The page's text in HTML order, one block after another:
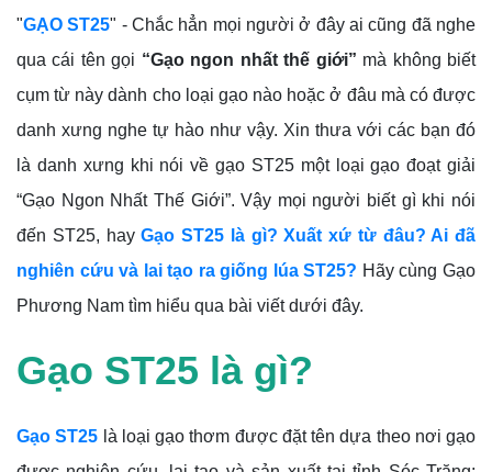
"GẠO ST25" - Chắc hẳn mọi người ở đây ai cũng đã nghe
qua cái tên gọi “Gạo ngon nhất thế giới” mà không biết
cụm từ này dành cho loại gạo nào hoặc ở đâu mà có được
danh xưng nghe tự hào như vậy. Xin thưa với các bạn đó
là danh xưng khi nói về gạo ST25 một loại gạo đoạt giải
“Gạo Ngon Nhất Thế Giới”. Vậy mọi người biết gì khi nói
đến ST25, hayGạo ST25 là gì? Xuất xứ từ đâu? Ai đã
nghiên cứu và lai tạo ra giống lúa ST25? Hãy cùng Gạo
Phương Nam tìm hiểu qua bài viết dưới đây.
Gạo ST25 là gì?
Gạo ST25 là loại gạo thơm được đặt tên dựa theo nơi gạo